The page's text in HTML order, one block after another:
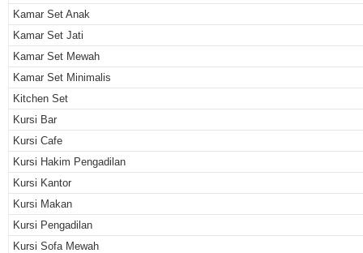
Kamar Set Anak
Kamar Set Jati
Kamar Set Mewah
Kamar Set Minimalis
Kitchen Set
Kursi Bar
Kursi Cafe
Kursi Hakim Pengadilan
Kursi Kantor
Kursi Makan
Kursi Pengadilan
Kursi Sofa Mewah